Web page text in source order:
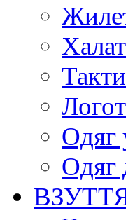
Одяг
Одяг